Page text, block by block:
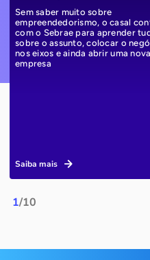
1/10
Sem saber muito sobre
empreendedorismo, o casal
com o Sebrae para aprender
sobre o assunto, colocar o
nos eixos e ainda abrir uma nova
empresa
Saiba mais